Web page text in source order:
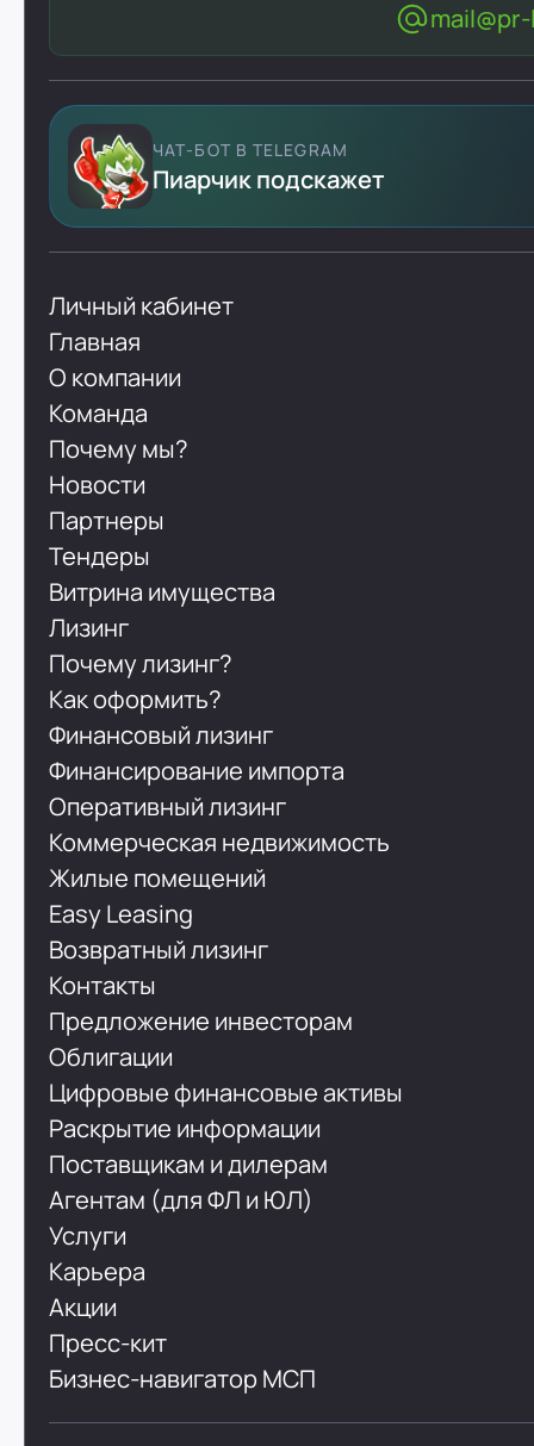
ЧАТ-БОТ В TELEGRAM
Пиарчик подскажет
Личный кабинет
Главная
О компании
Команда
Почему мы?
Новости
Партнеры
Тендеры
Витрина имущества
Лизинг
Почему лизинг?
Как оформить?
Финансовый лизинг
Финансирование импорта
Оперативный лизинг
Коммерческая недвижимость
Жилые помещений
Easy Leasing
Возвратный лизинг
Контакты
Предложение инвесторам
Облигации
Цифровые финансовые активы
Раскрытие информации
Поставщикам и дилерам
Агентам (для ФЛ и ЮЛ)
Услуги
Карьера
Акции
Пресс-кит
Бизнес-навигатор МСП